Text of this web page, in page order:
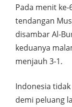
Pada menit
tendangan
disambar Al-
keduanya
menjauh 3-1.
Indonesia
demi peluang